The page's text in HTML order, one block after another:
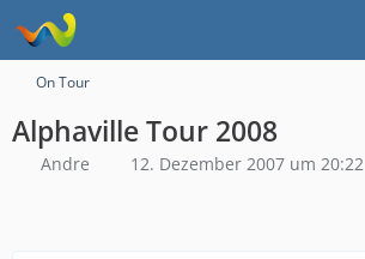
On Tour
Alphaville Tour 2008
Andre 12. Dezember 2007 um 20:22